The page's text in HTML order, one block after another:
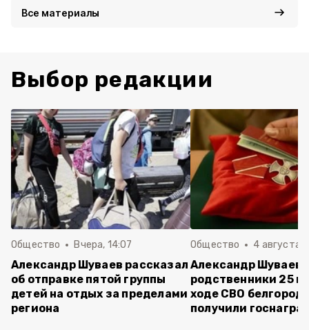
Все материалы
Выбор редакции
Общество Вчера, 14:07
Александр Шуваев рассказал
об отправке пятой группы
детей на отдых за пределами
региона
Общество 4 августа ,
Александр Шуваев:
родственники 25
ходе СВО
получили